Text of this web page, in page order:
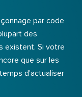
par code
des
existent. Si votre
que sur les
d'actualiser